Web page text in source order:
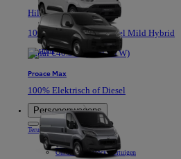
Hilux
100% Elektrisch of Diesel Mild Hybrid
Vanaf €40.361 (Excl BTW)
Proace Max
100% Elektrisch of Diesel
Personenwagens
TerugItem
Onze personenwagens
Voor zelfstandigen
Ontdek onze stockvoertuigen